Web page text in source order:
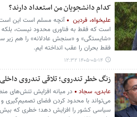
کدام دانشجویان من استعداد دارند؟
علیخواه، فردین
آنچه مسلم است این
است که فقط به فناوری محدود نیست، بلکه
«شایستگی» و «سنجش عادلانه» را هم زیر
فقط بحران را عقب انداخته ایم.
۱۴۰۵-۰۵-۱۴ ۱۲:۳۲
زنگ خطر تندروی؛ تلاقی تندروی
عابدی، سجاد
در میانه افزایش تنش‌های
می‌تواند با محدود کردن فضای تصمیم‌گیری
سیاسی کشور را افزایش دهد؛ خطری که